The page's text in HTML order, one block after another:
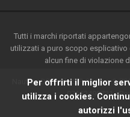
Per offrirti il miglior
utilizza i cookies.
autorizzi
Tutti i marchi riportati
utilizzati a puro scopo
alcun fine di violazione
Nautica DDR srl - S.P. 231 km.2-
07162490721 -